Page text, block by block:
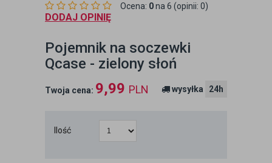
Ocena: 0na 6 (opinii: 0)
DODAJ OPINIĘ
Pojemnik na soczewki
Qcase - zielony słoń
Twoja cena: 9,99 PLN wysyłka 24h
Ilość